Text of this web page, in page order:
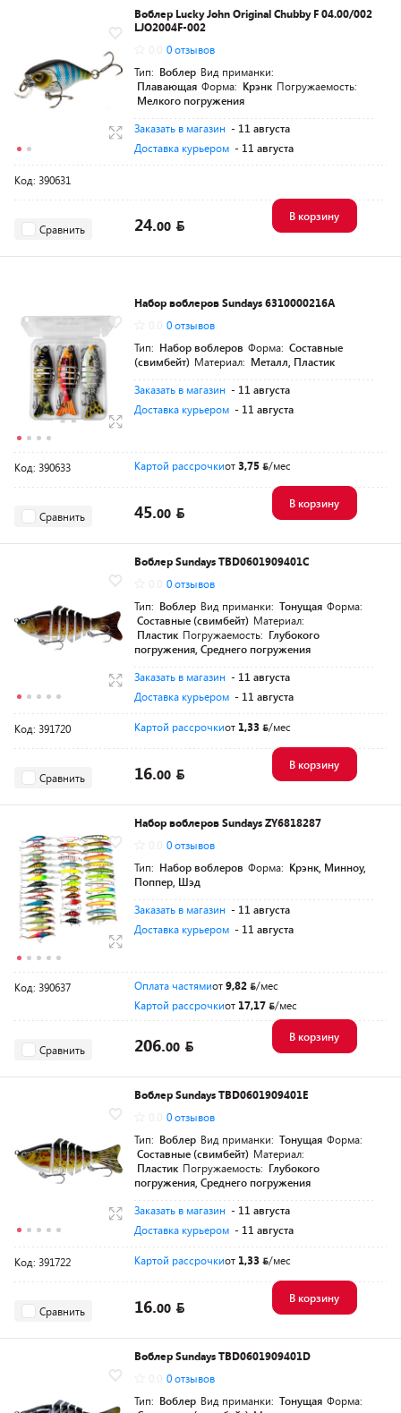
Воблер Lucky John Original Chubby F 04.00/002
LJO2004F-002
0 отзывов
Тип: Воблер Вид приманки:
Плавающая Форма: Крэнк Погружаемость:
Мелкого погружения
Заказать в магазин - 11 августа
Доставка курьером - 11 августа
Код: 390631
Сравнить 24.00
В корзину
Набор воблеров Sundays 6310000216A
0 отзывов
Тип: Набор воблеров Форма: Составные
(свимбейт) Материал: Металл, Пластик
Заказать в магазин - 11 августа
Доставка курьером - 11 августа
Код: 390633 Картой рассрочкиот3,75 /мес
Сравнить 45.00
В корзину
Воблер Sundays TBD0601909401C
0 отзывов
Тип: Воблер Вид приманки: Тонущая Форма:
Составные (свимбейт) Материал:
Пластик Погружаемость: Глубокого
погружения, Среднего погружения
Заказать в магазин - 11 августа
Доставка курьером - 11 августа
Код: 391720 Картой рассрочкиот 1,33 /мес
Сравнить 16.00
В корзину
Набор воблеров Sundays ZY6818287
0 отзывов
Тип: Набор воблеров Форма: Крэнк, Минноу,
Поппер, Шэд
Заказать в магазин - 11 августа
Доставка курьером - 11 августа
Код: 390637 Оплата частямиот9,82
/мес
Картой рассрочкиот 17,17 /мес
Сравнить 206.00
В корзину
Воблер Sundays TBD0601909401E
0 отзывов
Тип: Воблер Вид приманки: Тонущая Форма:
Составные (свимбейт) Материал:
Пластик Погружаемость: Глубокого
погружения, Среднего погружения
Заказать в магазин - 11 августа
Доставка курьером - 11 августа
Код: 391722 Картой рассрочкиот 1,33 /мес
Сравнить 16.00
В корзину
Воблер Sundays TBD0601909401D
0 отзывов
Тип: Воблер Вид приманки: Тонущая Форма: